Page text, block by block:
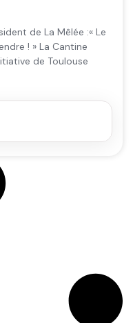
de La Mêlée :« Le
! » La Cantine
de Toulouse